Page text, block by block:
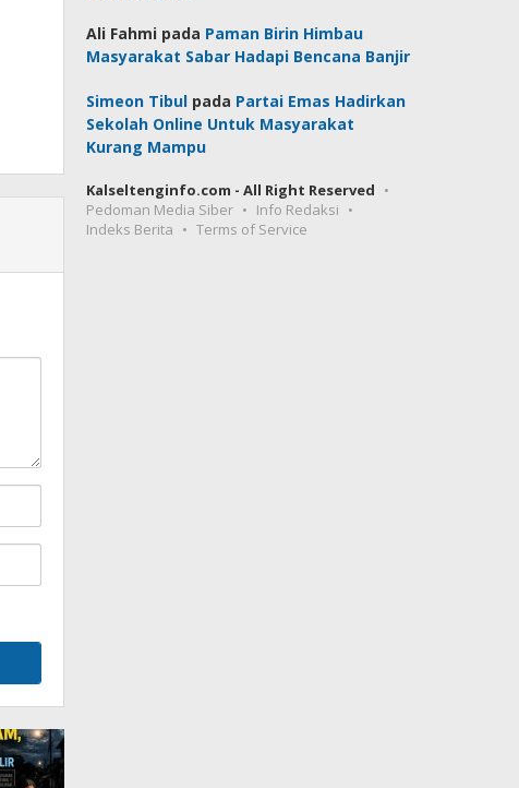
Ali Fahmi pada Paman Birin Himbau
Masyarakat Sabar Hadapi Bencana Banjir
Simeon Tibul pada Partai Emas Hadirkan
Sekolah Online Untuk Masyarakat
Kurang Mampu
Kalseltenginfo.com - All Right Reserved
Pedoman Media Siber
Info Redaksi
Indeks Berita
Terms of Service